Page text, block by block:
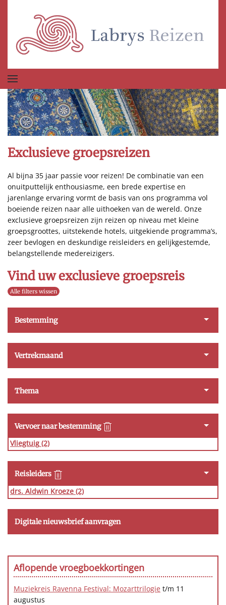
Terug naar hoofdinhoud
Exclusieve groepsreizen
Al bijna 35 jaar passie voor reizen! De combinatie van een
onuitputtelijk enthousiasme, een brede expertise en
jarenlange ervaring vormt de basis van ons programma vol
boeiende reizen naar alle uithoeken van de wereld. Onze
exclusieve groepsreizen zijn reizen op niveau met kleine
groepsgroottes, uitstekende hotels, uitgekiende programma’s,
zeer bevlogen en deskundige reisleiders en gelijkgestemde,
belangstellende medereizigers.
Vind uw exclusieve groepsreis
Alle filters wissen
Bestemming
Vertrekmaand
Thema
Vervoer naar bestemming
Vliegtuig (2)
Reisleiders
drs. Aldwin Kroeze (2)
Digitale nieuwsbrief aanvragen
Aflopende vroegboekkortingen
Muziekreis Ravenna Festival: Mozarttrilogie t/m 11
augustus